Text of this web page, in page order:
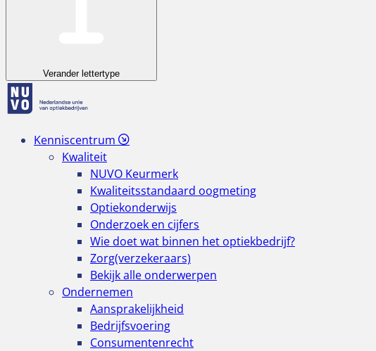
Verander lettertype
Kenniscentrum
Kwaliteit
NUVO Keurmerk
Kwaliteitsstandaard oogmeting
Optiekonderwijs
Onderzoek en cijfers
Wie doet wat binnen het optiekbedrijf?
Zorg(verzekeraars)
Bekijk alle onderwerpen
Ondernemen
Aansprakelijkheid
Bedrijfsvoering
Consumentenrecht